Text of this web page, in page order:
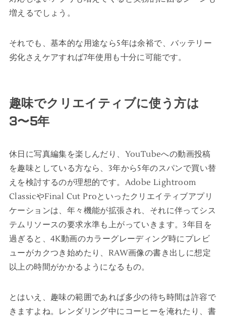
増えるでしょう。
それでも、基本的な用途なら5年は余裕で、バッテリー
劣化さえケアすれば7年使用も十分に可能です。
趣味でクリエイティブに使う方は
3〜5年
休日に写真編集を楽しんだり、YouTubeへの動画投稿
を趣味としている方なら、3年から5年のスパンで買い替
えを検討するのが理想的です。Adobe Lightroom
ClassicやFinal Cut Proといったクリエイティブアプリ
ケーションは、年々機能が拡張され、それに伴ってシス
テムリソースの要求水準も上がっていきます。3年目を
過ぎると、4K動画のカラーグレーディング時にプレビ
ューがカクつき始めたり、RAW画像の書き出しに想定
以上の時間がかかるようになるもの。
とはいえ、趣味の範囲であれば多少の待ち時間は許容で
きますよね。レンダリング中にコーヒーを淹れたり、書